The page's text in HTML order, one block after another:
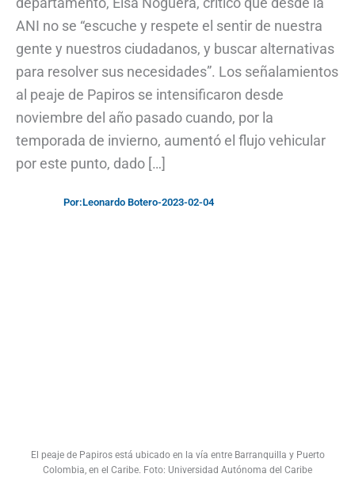
ANI no se “escuche y respete el sentir de nuestra
gente y nuestros ciudadanos, y buscar alternativas
para resolver sus necesidades”. Los señalamientos
al peaje de Papiros se intensificaron desde
noviembre del año pasado cuando, por la
temporada de invierno, aumentó el flujo vehicular
por este punto, dado […]
Por:Leonardo Botero-2023-02-04
El peaje de Papiros está ubicado en la vía entre Barranquilla y Puerto
Colombia, en el Caribe. Foto: Universidad Autónoma del Caribe